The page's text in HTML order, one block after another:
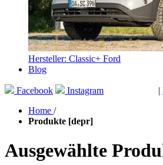
Hersteller: Classic+ Ford
Blog
Facebook Instagram |
Home /
Produkte [depr]
Ausgewählte